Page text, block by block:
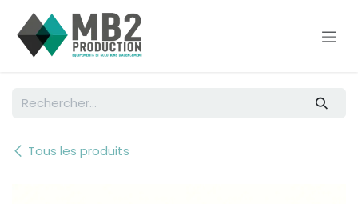
Tous les produits